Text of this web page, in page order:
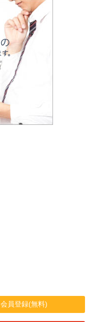
会員登録(無料)